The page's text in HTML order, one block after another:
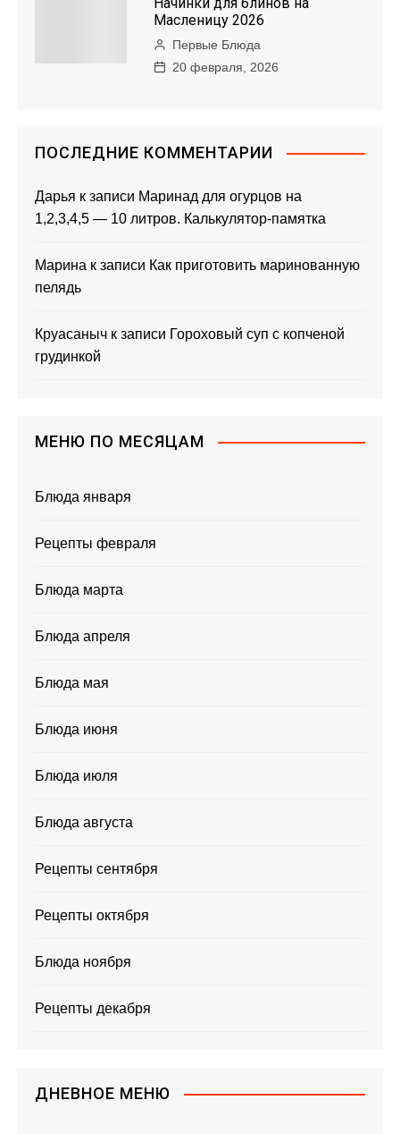
Масленицу 2026
Первые Блюда
20 февраля, 2026
ПОСЛЕДНИЕ КОММЕНТАРИИ
Дарья к записи Маринад для огурцов на
1,2,3,4,5 — 10 литров. Калькулятор-памятка
Марина к записи Как приготовить маринованную
пелядь
Круасаныч к записи Гороховый суп с копченой
грудинкой
МЕНЮ ПО МЕСЯЦАМ
Блюда января
Рецепты февраля
Блюда марта
Блюда апреля
Блюда мая
Блюда июня
Блюда июля
Блюда августа
Рецепты сентября
Рецепты октября
Блюда ноября
Рецепты декабря
ДНЕВНОЕ МЕНЮ